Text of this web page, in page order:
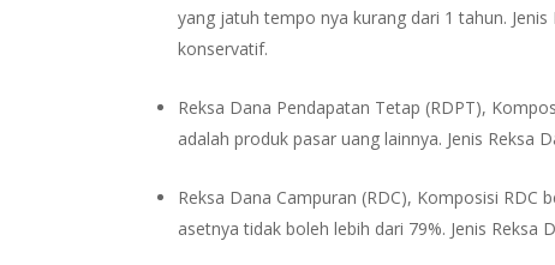
yang jatuh tempo nya kurang dari 1 tahun.
konservatif.
Reksa Dana Pendapatan Tetap (RDPT),
adalah produk pasar uang lainnya. Jenis Reksa
Reksa Dana Campuran (RDC), Komposisi
asetnya tidak boleh lebih dari 79%. Jenis